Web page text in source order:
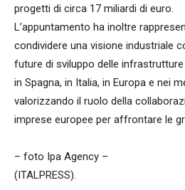
progetti di circa 17 miliardi di euro.
L’appuntamento ha inoltre
condividere una visione industriale
future di sviluppo delle
in Spagna, in Italia, in Europa e nei
valorizzando il ruolo della
imprese europee per affrontare le
– foto Ipa Agency –
(ITALPRESS).